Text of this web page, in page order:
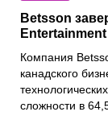
Betsson
Entertainment
Компания
канадского
сложности в